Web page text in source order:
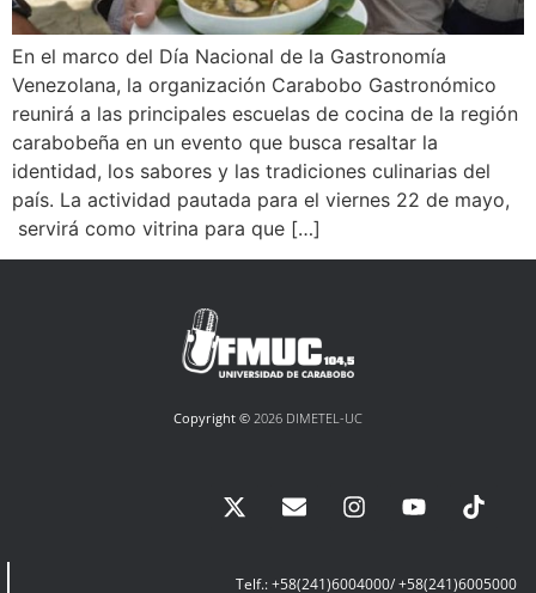
En el marco del Día Nacional de la Gastronomía
Venezolana, la organización Carabobo Gastronómico
reunirá a las principales escuelas de cocina de la región
carabobeña en un evento que busca resaltar la
identidad, los sabores y las tradiciones culinarias del
país. La actividad pautada para el viernes 22 de mayo,
servirá como vitrina para que […]
Copyright © 2026 DIMETEL-UC
Telf.: +58(241)6004000/ +58(241)6005000